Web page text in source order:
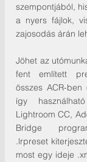
szempontjából,
a nyers fájlok,
zajosodás árán
Jöhet az
fent említett
összes ACR-
így
Lightroom CC,
Bridge
.lrpreset
most egy ideje